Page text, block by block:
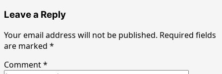
Leave a Reply
Your email address will not be published. Required fields
are marked *
Comment*